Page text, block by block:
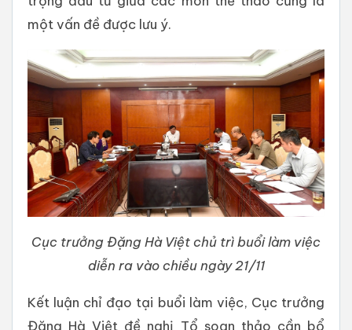
một vấn đề được lưu ý.
Cục trưởng Đặng Hà Việt chủ trì buổi làm việc
diễn ra vào chiều ngày 21/11
Kết luận chỉ đạo tại buổi làm việc, Cục trưởng
Đặng Hà Việt đề nghị Tổ soạn thảo cần bổ